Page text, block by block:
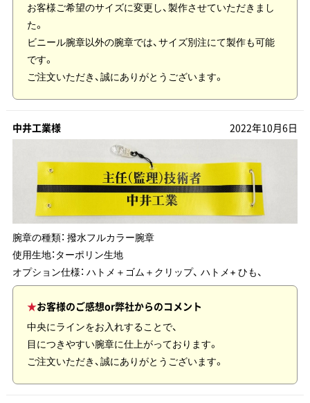
お客様ご希望のサイズに変更し、製作させていただきまし
た。
ビニール腕章以外の腕章では、サイズ別注にて製作も可能
です。
ご注文いただき、誠にありがとうございます。
中井工業様 2022年10月6日
腕章の種類： 撥水フルカラー腕章
使用生地： ターポリン生地
オプション仕様： ハトメ＋ゴム＋クリップ、 ハトメ+ ひも、
お客様のご感想or弊社からのコメント
中央にラインをお入れすることで、
目につきやすい腕章に仕上がっております。
ご注文いただき、誠にありがとうございます。